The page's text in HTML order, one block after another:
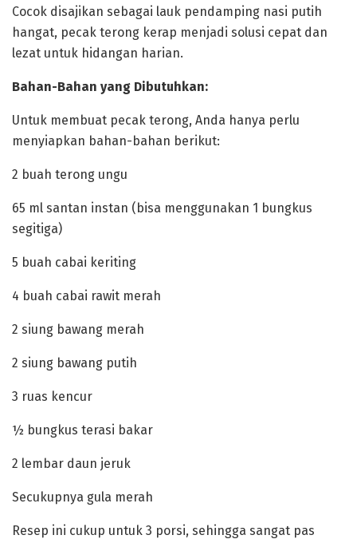
‎Cocok disajikan sebagai lauk pendamping nasi putih
hangat, pecak terong kerap menjadi solusi cepat dan
lezat untuk hidangan harian.
‎Bahan-Bahan yang Dibutuhkan:
‎Untuk membuat pecak terong, Anda hanya perlu
menyiapkan bahan-bahan berikut:
‎2 buah terong ungu
65 ml santan instan (bisa menggunakan 1 bungkus
segitiga)
‎‎5 buah cabai keriting
‎‎4 buah cabai rawit merah
‎‎2 siung bawang merah
‎‎2 siung bawang putih
‎‎3 ruas kencur
‎‎½ bungkus terasi bakar
‎‎2 lembar daun jeruk
‎‎Secukupnya gula merah
‎‎Resep ini cukup untuk 3 porsi, sehingga sangat pas